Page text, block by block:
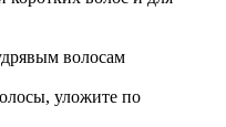
волосам
уложите по